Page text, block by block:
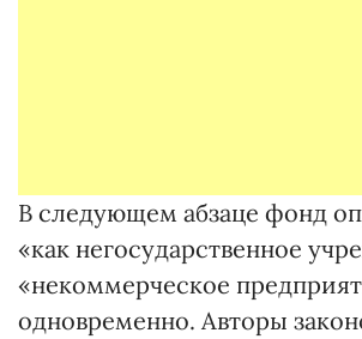
В следующем абзаце фонд
«как негосударственное
«некоммерческое
одновременно. Авторы